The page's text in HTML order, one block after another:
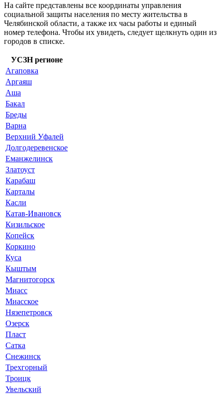
На сайте представлены все координаты управления
социальной защиты населения по месту жительства в
Челябинской области, а также их часы работы и единый
номер телефона. Чтобы их увидеть, следует щелкнуть один из
городов в списке.
УСЗН регионе
Агаповка
Аргаяш
Аша
Бакал
Бреды
Варна
Верхний Уфалей
Долгодеревенское
Еманжелинск
Златоуст
Карабаш
Карталы
Касли
Катав-Ивановск
Кизильское
Копейск
Коркино
Куса
Кыштым
Магнитогорск
Миасс
Миасское
Нязепетровск
Озерск
Пласт
Сатка
Снежинск
Трехгорный
Троицк
Увельский